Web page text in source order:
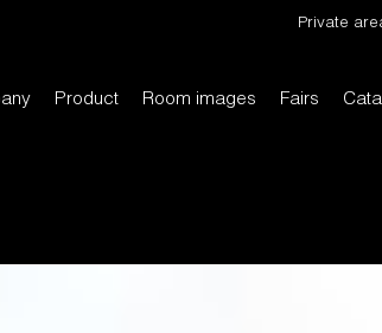
Private
Product Room images Fairs